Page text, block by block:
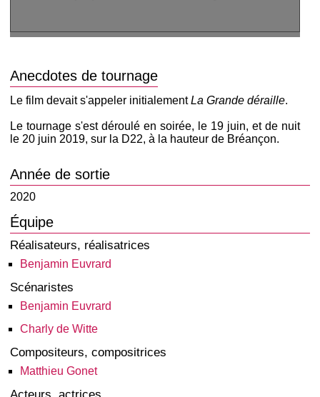
Anecdotes de tournage
Le film devait s'appeler initialementLa Grande déraille.
Le tournage s'est déroulé en soirée, le 19 juin, et de nuit
le 20 juin 2019, sur la D22, à la hauteur de Bréançon.
Année de sortie
2020
Équipe
Réalisateurs, réalisatrices
Benjamin Euvrard
Scénaristes
Benjamin Euvrard
Charly de Witte
Compositeurs, compositrices
Matthieu Gonet